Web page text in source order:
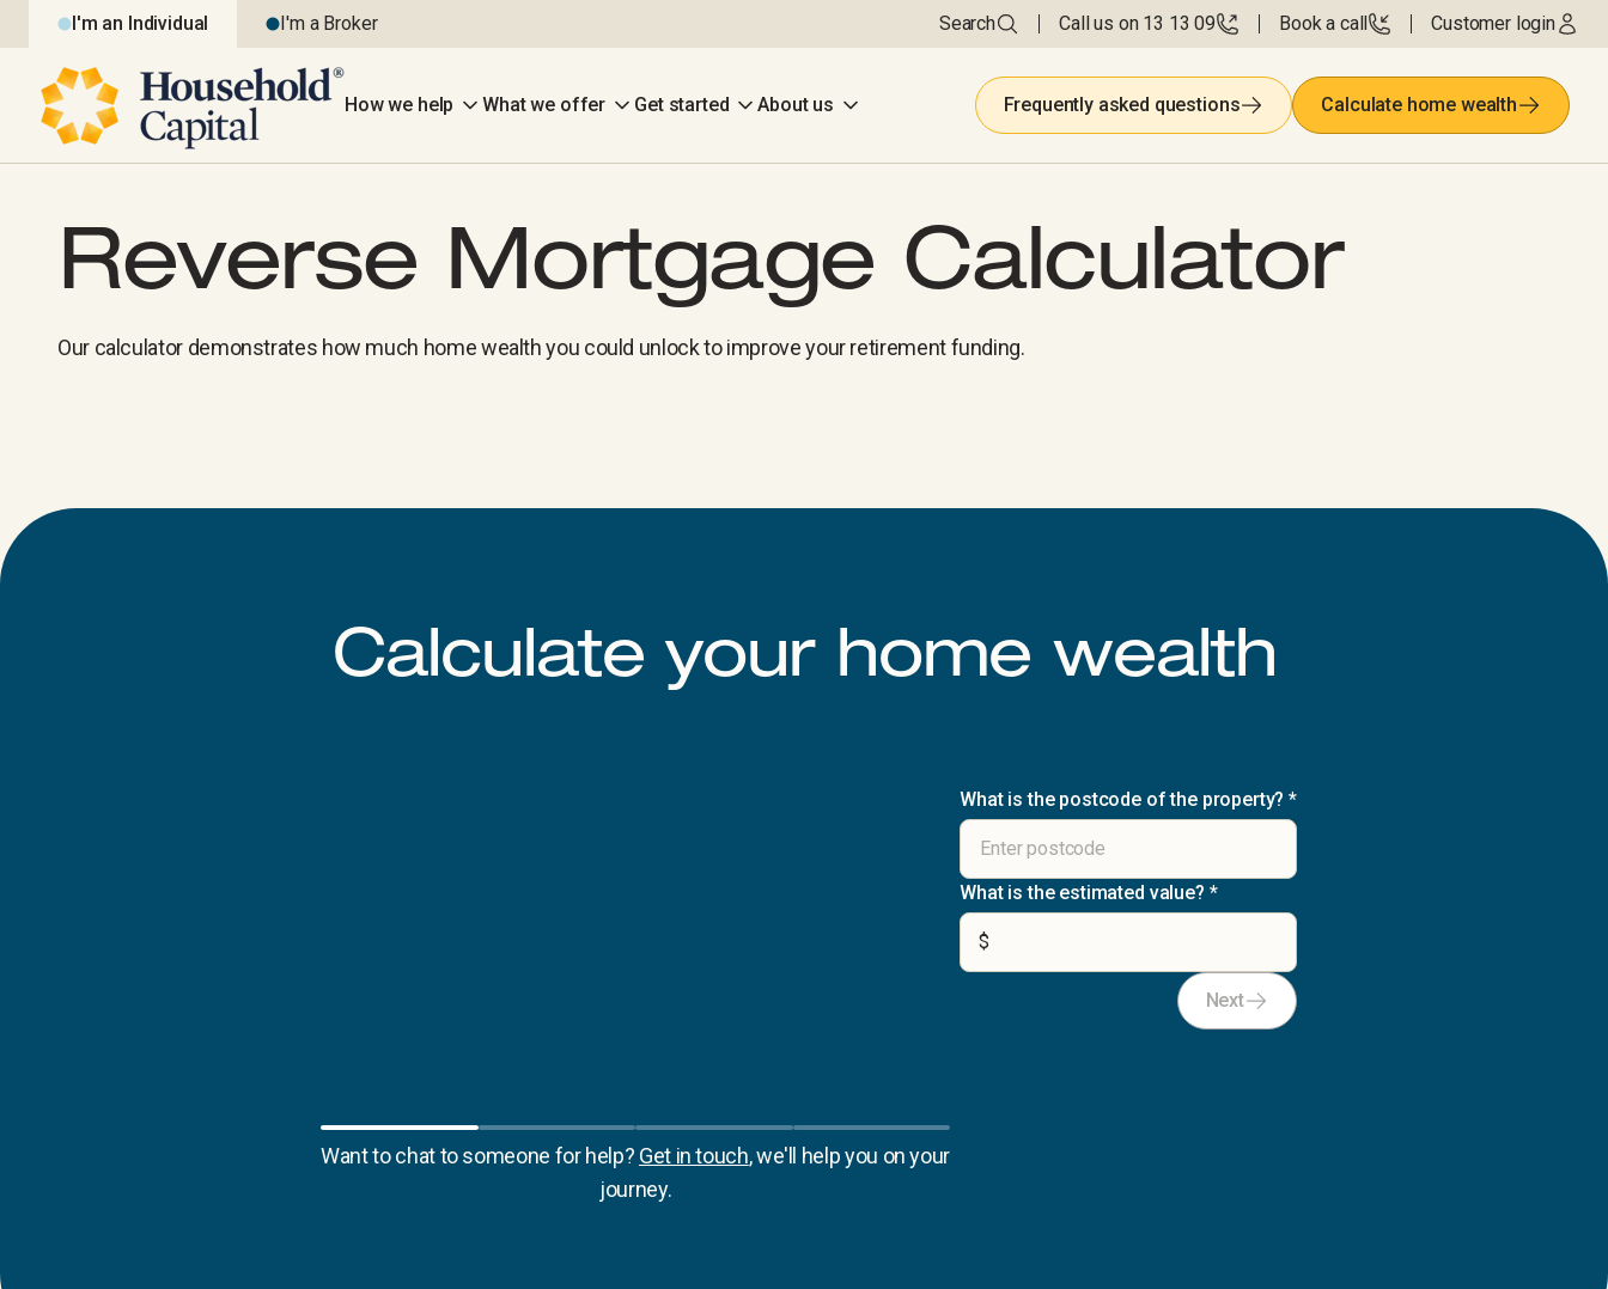
I'm an Individual I'm a Broker Search Call us on 13 13 09 Book a call Customer login
How we help What we offer Get started About us Frequently asked questions Calculate home wealth
Reverse Mortgage Calculator
Our calculator demonstrates how much home wealth you could unlock to improve your retirement funding.
Calculate your home wealth
What is the postcode of the property? *
What is the estimated value? *
$
Next
Want to chat to someone for help? Get in touch, we'll help you on your
journey.